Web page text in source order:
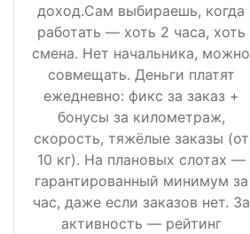
доход.Сам выбираешь, когда
работать — хоть 2 часа, хоть
смена. Нет начальника, можно
совмещать. Деньги платят
ежедневно: фикс за заказ +
бонусы за километраж,
скорость, тяжёлые заказы (от
10 кг). На плановых слотах —
гарантированный минимум за
час, даже если заказов нет. За
активность — рейтинг